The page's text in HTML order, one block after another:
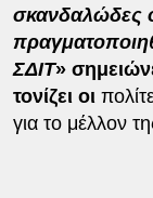
σκανδαλώδες
ΣΔΙΤ»
τονίζει οι
για το μέλλον